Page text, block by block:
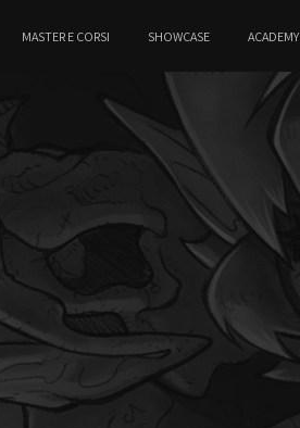
MASTER E CORSI SHOWCASE ACADEMY